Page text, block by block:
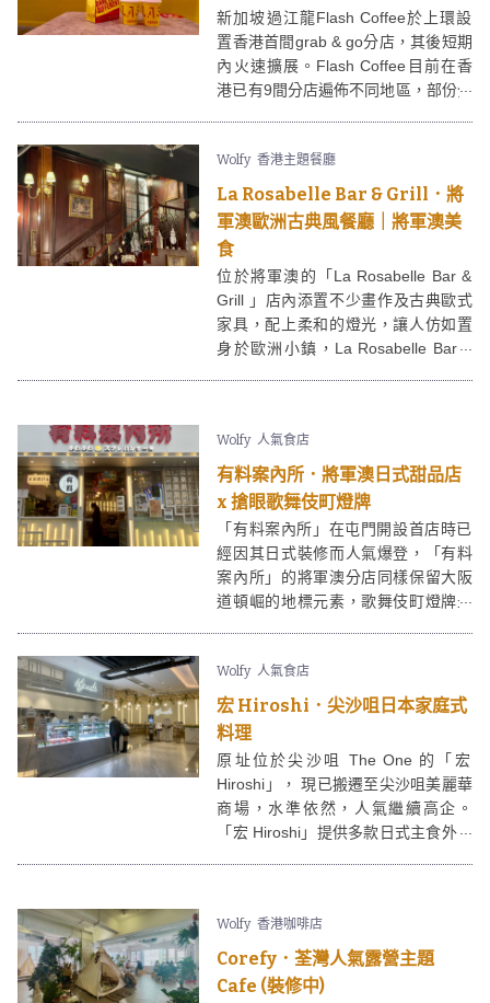
新加坡過江龍Flash Coffee於上環設
置香港首間grab & go分店，其後短期
內火速擴展。Flash Coffee目前在香
港已有9間分店遍佈不同地區，部份分
港限定，而且價錢親民！
Wolfy 香港主題餐廳
La Rosabelle Bar & Grill．將
軍澳歐洲古典風餐廳｜將軍澳美
食
位於將軍澳的「La Rosabelle Bar &
Grill 」店內添置不少畫作及古典歐式
家具，配上柔和的燈光，讓人仿如置
身於歐洲小鎮，La Rosabelle Bar &
Wolfy 人氣食店
有料案內所．將軍澳日式甜品店
x 搶眼歌舞伎町燈牌
「有料案內所」在屯門開設首店時已
經因其日式裝修而人氣爆登，「有料
案內所」的將軍澳分店同樣保留大阪
道頓崛的地標元素，歌舞伎町燈牌最
Wolfy 人氣食店
宏 Hiroshi．尖沙咀日本家庭式
料理
原址位於尖沙咀 The One 的「宏
Hiroshi」， 現已搬遷至尖沙咀美麗華
商場，水準依然，人氣繼續高企。
「宏 Hiroshi」提供多款日式主食外，
Wolfy 香港咖啡店
Corefy．荃灣人氣露營主題
Cafe (裝修中)